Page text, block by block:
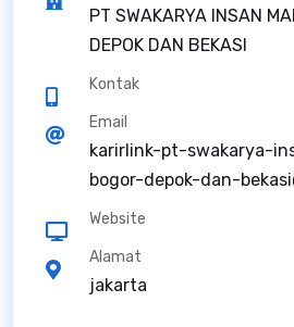
PT SWAKARYA INSAN
DEPOK DAN BEKASI
Kontak
Email
karirlink-pt-swakarya-
bogor-depok-dan-
Website
Alamat
jakarta